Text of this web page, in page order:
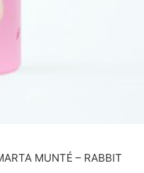
MUNTÉ – RABBIT